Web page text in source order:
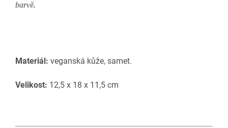
barvě.
Materiál: veganská kůže, samet.
Velikost: 12,5 x 18 x 11,5 cm